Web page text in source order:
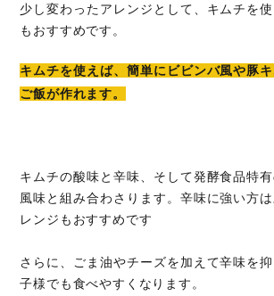
少し変わったアレンジとして、キムチを
もおすすめです。
キムチを使えば、簡単にビビンバ風や豚
ご飯が作れます。
キムチの酸味と辛味、そして発酵食品特
風味と組み合わさります。辛味に強い方
レンジもおすすめです
さらに、ごま油やチーズを加えて辛味を
子様でも食べやすくなります。